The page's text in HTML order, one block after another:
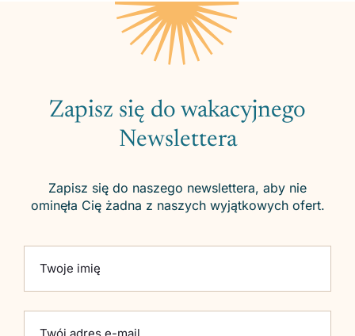
Zapisz się do wakacyjnego
Newslettera
Zapisz się do naszego newslettera, aby nie
ominęła Cię żadna z naszych wyjątkowych ofert.
Twoje imię
Twój adres e-mail